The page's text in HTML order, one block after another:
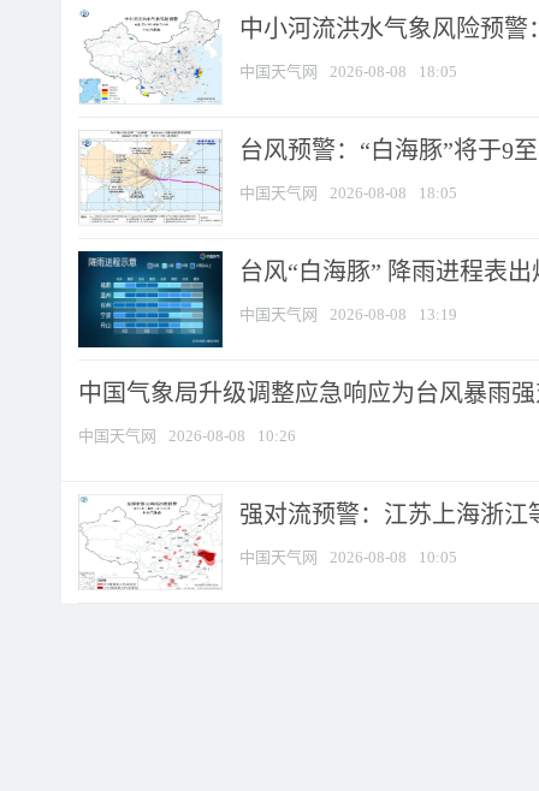
中小河流洪水气象风险预
中国天气网 2026-08-08 18:05
台风预警：“白海豚”将于9
中国天气网 2026-08-08 18:05
台风“白海豚” 降雨进程表
中国天气网 2026-08-08 13:19
中国气象局升级调整应急响应为台风暴雨
中国天气网 2026-08-08 10:26
强对流预警：江苏上海浙江
中国天气网 2026-08-08 10:05